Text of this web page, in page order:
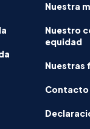
Nuestra
Nuestro
equidad
Nuestras
Contacto